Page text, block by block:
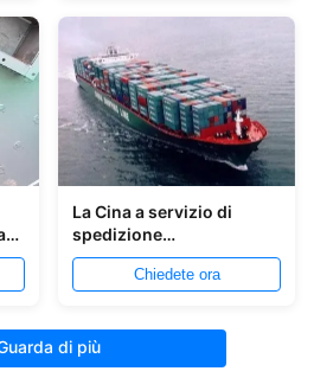
La Cina a servizio di
spedizione
internazionale di porta in
porta dello spedizioniere
Chiedete ora
di più